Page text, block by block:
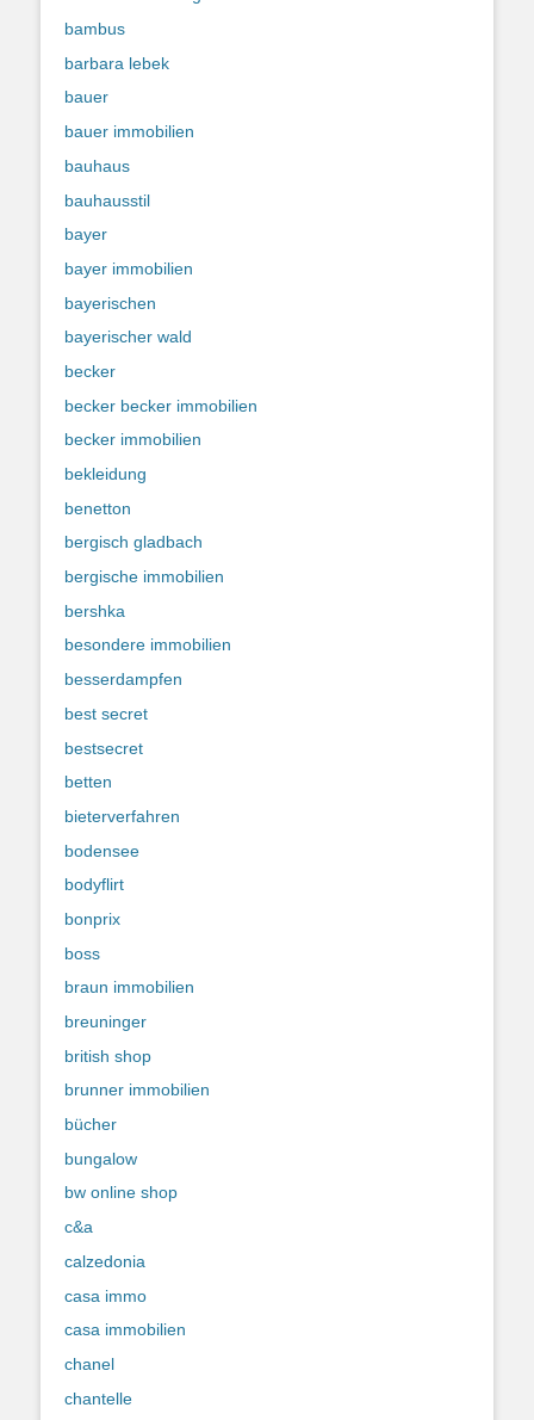
bambus
barbara lebek
bauer
bauer immobilien
bauhaus
bauhausstil
bayer
bayer immobilien
bayerischen
bayerischer wald
becker
becker becker immobilien
becker immobilien
bekleidung
benetton
bergisch gladbach
bergische immobilien
bershka
besondere immobilien
besserdampfen
best secret
bestsecret
betten
bieterverfahren
bodensee
bodyflirt
bonprix
boss
braun immobilien
breuninger
british shop
brunner immobilien
bücher
bungalow
bw online shop
c&a
calzedonia
casa immo
casa immobilien
chanel
chantelle